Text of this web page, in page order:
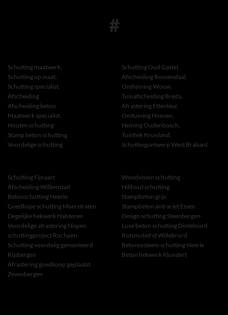
#
Schutting maatwerk,
Schutting op maat,
Schutting specialist,
Afscheiding
Afscheiding beton
Maatwerk specialist,
Houten schutting
Stamp beton schutting
Voordelige schutting
Schutting Oud Gastel,
Afscheiding Roosendaal,
Omheining Wouw,
Tuinafscheiding Breda,
Afrastering Ettenleur,
Omtuining Hoeven,
Heining Oudenbosch,
Tuinhek Kruisland,
Schuttingontwerp West Brabant
Schutting Fijnaart
Afscheiding Willemstad
Betonschutting Heerle
Goedkope schutting Moerstraten
Degelijke hekwerk Halsteren
Voordelige afrastering Nispen
schuttingproject Ruchpen
Schutting voordelig gemonteerd
Rijsbergen
Afrastering goedkoop geplaatst
Zevenbergen
Woodvision schutting
Hillhout schutting
Stampbeton grijs
Stampbeton antraciet Essen
Design schutting Steenbergen
Luxe beton schutting Dinteloord
Rotsmotief st Willebrord
Betonsysteem schutting Heerle
Beton hekwerk Klundert